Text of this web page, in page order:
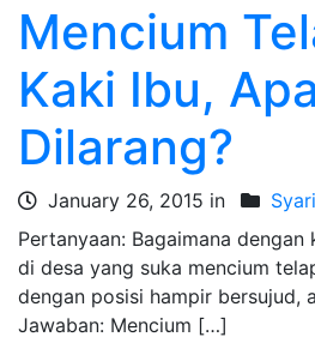
Mencium
Kaki Ibu,
Dilarang?
January 26, 2015 in
Pertanyaan: Bagaimana dengan
di desa yang suka mencium
dengan posisi hampir bersujud,
Jawaban: Mencium […]